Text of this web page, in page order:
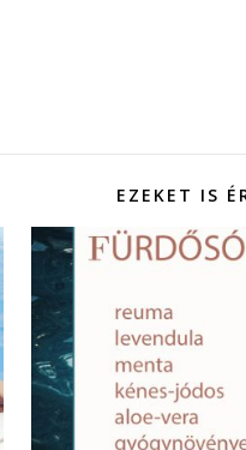
EZEKET IS